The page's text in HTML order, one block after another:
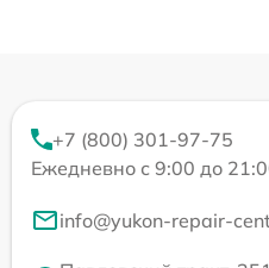
+7 (800) 301-97-75
Ежедневно с 9:00 до
info@yukon-repair-